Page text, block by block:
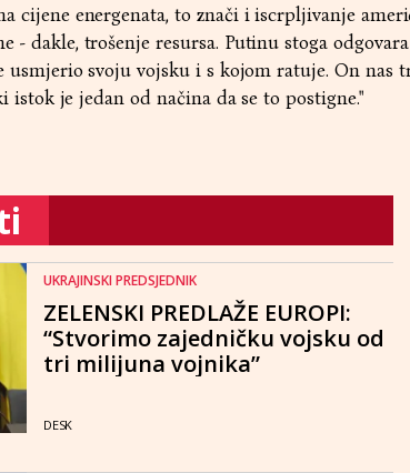
cijene energenata, to znači i iscrpljivanje
- dakle, trošenje resursa. Putinu stoga
svoju vojsku i s kojom ratuje. On nas
je jedan od načina da se to postigne."
UKRAJINSKI PREDSJEDNIK
ZELENSKI PREDLAŽE EUROPI:
“Stvorimo zajedničku vojsku od
tri milijuna vojnika”
DESK